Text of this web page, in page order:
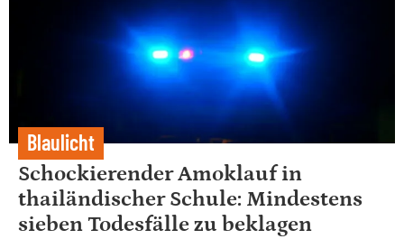
Blaulicht
Schockierender Amoklauf in
thailändischer Schule: Mindestens
sieben Todesfälle zu beklagen